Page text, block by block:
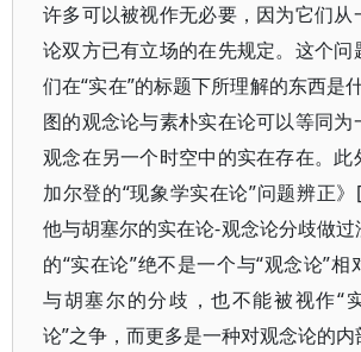
许多可以被视作无必要，因为它们从
论双方已有立场的在先规定。这个问
们在“实在”的标题下所理解的东西是
图的观念论与素朴实在论可以等同为
观念在另一个时空中的实在存在。此
加尔登的“现象学实在论”问题辨正
他与胡塞尔的实在论-观念论分歧做
的“实在论”绝不是一个与“观念论”
与胡塞尔的分歧，也不能被视作“
论”之争，而更多是一种对观念论的